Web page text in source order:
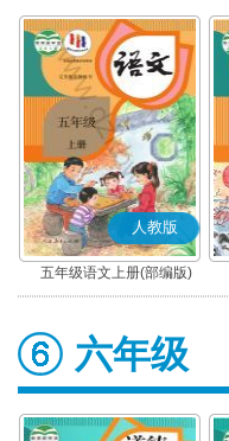
人教版
五年级语文上册(部编版)
六年级